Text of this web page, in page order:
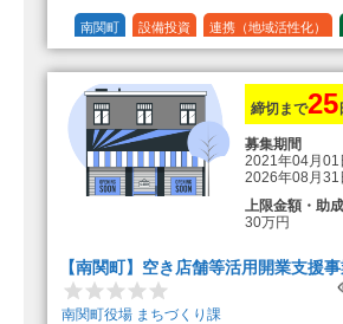
（3）住宅リ
の額（限度額
（最大で50万
南関町 設備投資 連携（地域活性化）
締切まで25
募集期間
2021年04月01
2026年08月31
上限金額・助
30万円
【南関町】空き店舗等活用開業支援
南関町役場 まちづくり課